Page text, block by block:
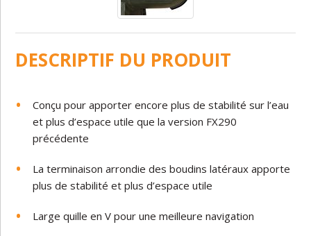
DESCRIPTIF DU PRODUIT
Conçu pour apporter encore plus de stabilité sur l’eau
et plus d’espace utile que la version FX290
précédente
La terminaison arrondie des boudins latéraux apporte
plus de stabilité et plus d’espace utile
Large quille en V pour une meilleure navigation